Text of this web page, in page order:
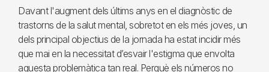
Davant l'augment dels últims anys en el diagnòstic de
trastorns de la salut mental, sobretot en els més joves, un
dels principal objectius de la jornada ha estat incidir més
que mai en la necessitat d’esvair l'estigma que envolta
aquesta problemàtica tan real. Perquè els números no